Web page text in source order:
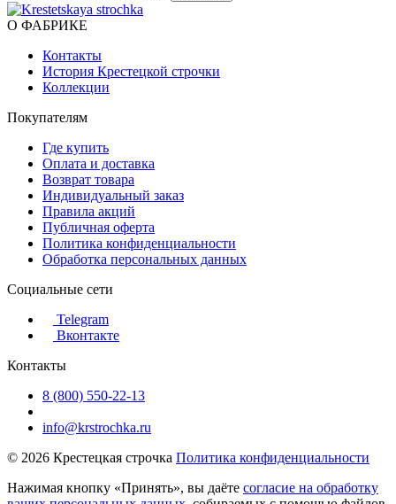
О ФАБРИКЕ
Контакты
История Крестецкой строчки
Коллекции
Покупателям
Где купить
Оплата и доставка
Возврат товара
Индивидуальный заказ
Правила акций
Публичная оферта
Политика конфиденциальности
Обработка персональных данных
Социальные сети
Telegram
Вконтакте
Контакты
8 (800) 550-22-13
info@krstrochka.ru
© 2026 Крестецкая строчка Политика конфиденциальности
Нажимая кнопку «Принять», вы даёте согласие на обработку